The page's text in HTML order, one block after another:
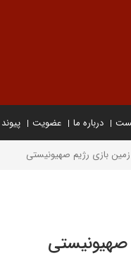
درباره ما عضویت
بازی رژیم صهیونیستی
صهیونیستی